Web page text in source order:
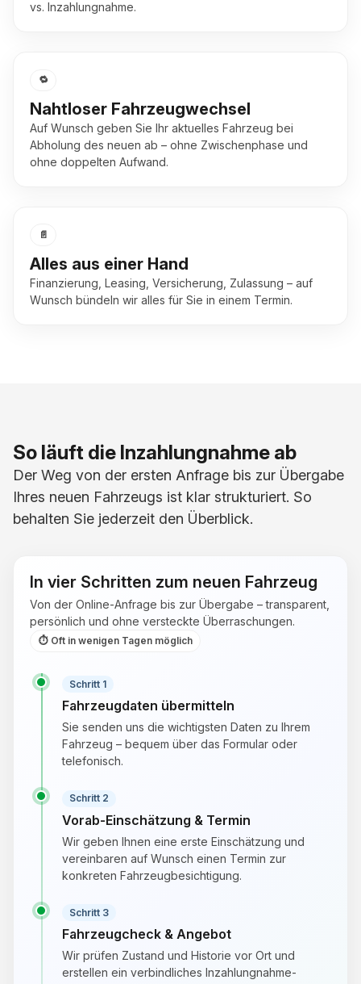
vs. Inzahlungnahme.
🔁
Nahtloser Fahrzeugwechsel
Auf Wunsch geben Sie Ihr aktuelles Fahrzeug bei
Abholung des neuen ab – ohne Zwischenphase und
ohne doppelten Aufwand.
📄
Alles aus einer Hand
Finanzierung, Leasing, Versicherung, Zulassung – auf
Wunsch bündeln wir alles für Sie in einem Termin.
So läuft die Inzahlungnahme ab
Der Weg von der ersten Anfrage bis zur Übergabe
Ihres neuen Fahrzeugs ist klar strukturiert. So
behalten Sie jederzeit den Überblick.
In vier Schritten zum neuen Fahrzeug
Von der Online-Anfrage bis zur Übergabe – transparent,
persönlich und ohne versteckte Überraschungen.
⏱ Oft in wenigen Tagen möglich
Schritt 1
Fahrzeugdaten übermitteln
Sie senden uns die wichtigsten Daten zu Ihrem
Fahrzeug – bequem über das Formular oder
telefonisch.
Schritt 2
Vorab-Einschätzung & Termin
Wir geben Ihnen eine erste Einschätzung und
vereinbaren auf Wunsch einen Termin zur
konkreten Fahrzeugbesichtigung.
Schritt 3
Fahrzeugcheck & Angebot
Wir prüfen Zustand und Historie vor Ort und
erstellen ein verbindliches Inzahlungnahme-